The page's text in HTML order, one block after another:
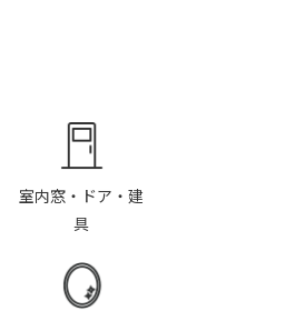
室内窓・ドア・建
具